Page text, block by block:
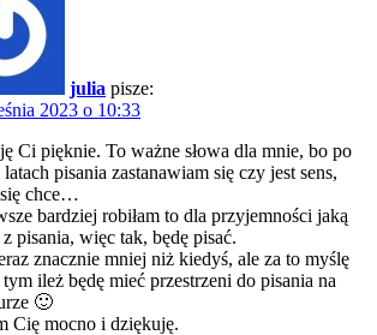
julia pisze:
2023 o 10:33
Ci pięknie. To ważne słowa dla mnie, bo po
pisania zastanawiam się czy jest sens,
chce…
bardziej robiłam to dla przyjemności jaką
pisania, więc tak, będę pisać.
znacznie mniej niż kiedyś, ale za to myślę
ileż będę mieć przestrzeni do pisania na
🙂
Cię mocno i dziękuję.